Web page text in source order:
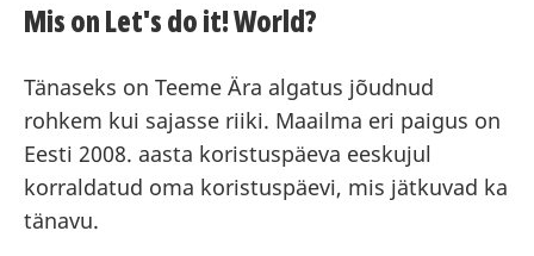
Mis on Let's do it! World?
Tänaseks on Teeme Ära algatus jõudnud
rohkem kui sajasse riiki. Maailma eri paigus on
Eesti 2008. aasta koristuspäeva eeskujul
korraldatud oma koristuspäevi, mis jätkuvad ka
tänavu.